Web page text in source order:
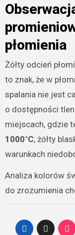
płomienia
Żółty odcień
to znak, że w
spalania nie jest
o dostępności
miejscach, gdzie
1000°C, żółty
warunkach
Analiza kolorów
do zrozumienia